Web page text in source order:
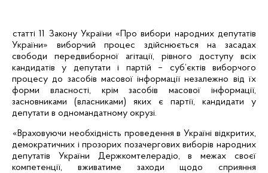
статті 11 Закону України «Про вибори народних депутатів
України» виборчий процес здійснюється на засадах
свободи передвиборної агітації, рівного доступу всіх
кандидатів у депутати і партій – суб’єктів виборчого
процесу до засобів масової інформації незалежно від їх
форми власності, крім засобів масової інформації,
засновниками (власниками) яких є партії, кандидати у
депутати в одномандатному окрузі.
«Враховуючи необхідність проведення в Україні відкритих,
демократичних і прозорих позачергових виборів народних
депутатів України Держкомтелерадіо, в межах своєї
компетенції, вживатиме заходи щодо сприяння